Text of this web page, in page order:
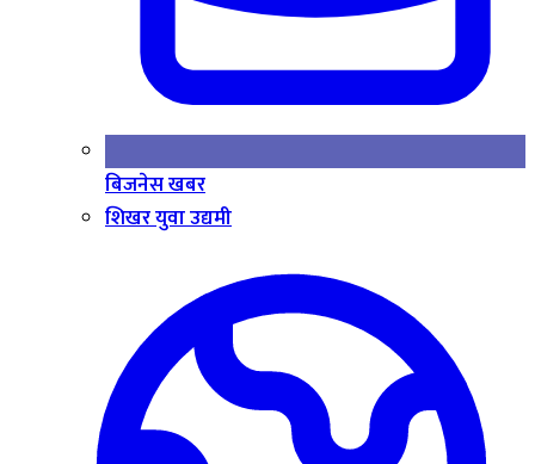
बिजनेस खबर
शिखर युवा उद्यमी